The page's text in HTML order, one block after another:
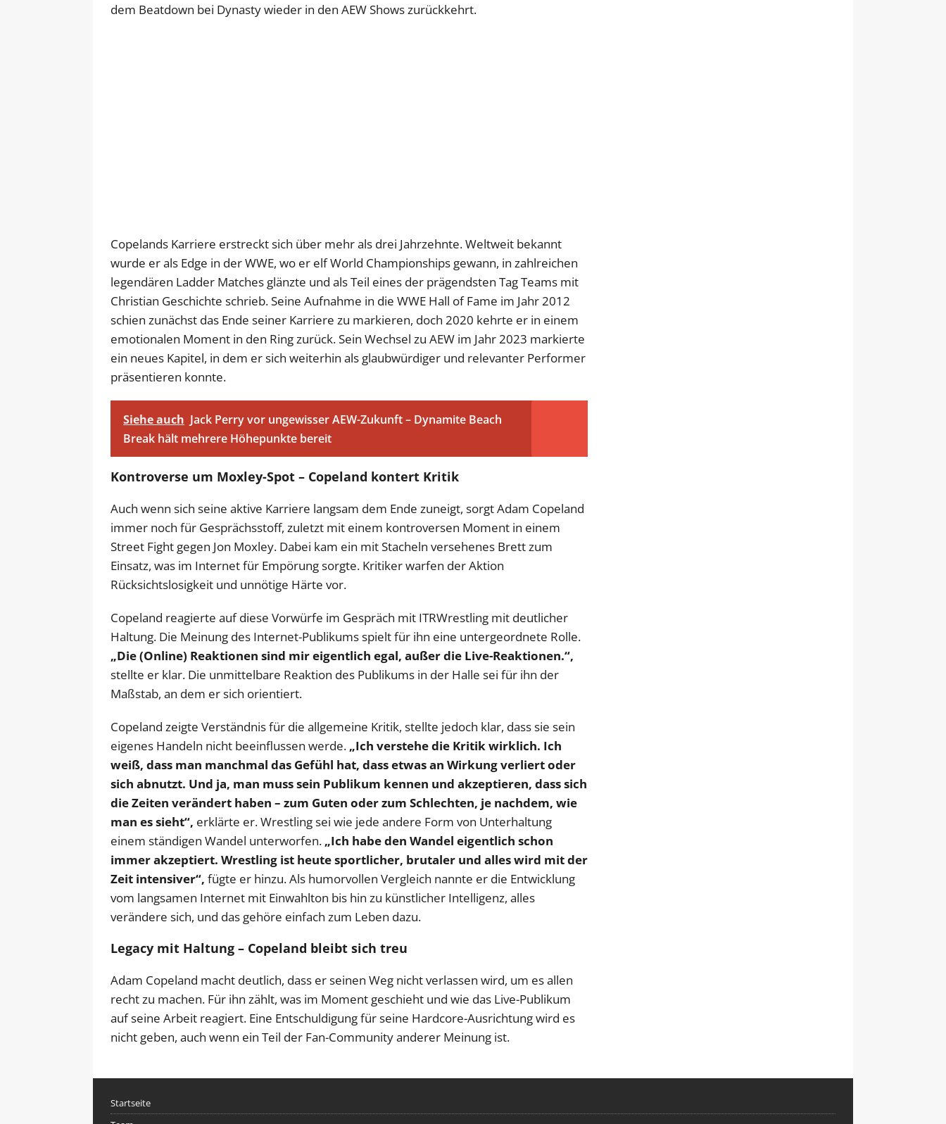
dem Beatdown bei Dynasty wieder in den AEW Shows zurückkehrt.
Copelands Karriere erstreckt sich über mehr als drei Jahrzehnte. Weltweit bekannt
wurde er als Edge in der WWE, wo er elf World Championships gewann, in zahlreichen
legendären Ladder Matches glänzte und als Teil eines der prägendsten Tag Teams mit
Christian Geschichte schrieb. Seine Aufnahme in die WWE Hall of Fame im Jahr 2012
schien zunächst das Ende seiner Karriere zu markieren, doch 2020 kehrte er in einem
emotionalen Moment in den Ring zurück. Sein Wechsel zu AEW im Jahr 2023 markierte
ein neues Kapitel, in dem er sich weiterhin als glaubwürdiger und relevanter Performer
präsentieren konnte.
Siehe auch Jack Perry vor ungewisser AEW-Zukunft – Dynamite Beach
Break hält mehrere Höhepunkte bereit
Kontroverse um Moxley-Spot – Copeland kontert Kritik
Auch wenn sich seine aktive Karriere langsam dem Ende zuneigt, sorgt Adam Copeland
immer noch für Gesprächsstoff, zuletzt mit einem kontroversen Moment in einem
Street Fight gegen Jon Moxley. Dabei kam ein mit Stacheln versehenes Brett zum
Einsatz, was im Internet für Empörung sorgte. Kritiker warfen der Aktion
Rücksichtslosigkeit und unnötige Härte vor.
Copeland reagierte auf diese Vorwürfe im Gespräch mit ITRWrestling mit deutlicher
Haltung. Die Meinung des Internet-Publikums spielt für ihn eine untergeordnete Rolle.
„Die (Online) Reaktionen sind mir eigentlich egal, außer die Live-Reaktionen.“,
stellte er klar. Die unmittelbare Reaktion des Publikums in der Halle sei für ihn der
Maßstab, an dem er sich orientiert.
Copeland zeigte Verständnis für die allgemeine Kritik, stellte jedoch klar, dass sie sein
eigenes Handeln nicht beeinflussen werde. „Ich verstehe die Kritik wirklich. Ich
weiß, dass man manchmal das Gefühl hat, dass etwas an Wirkung verliert oder
sich abnutzt. Und ja, man muss sein Publikum kennen und akzeptieren, dass sich
die Zeiten verändert haben – zum Guten oder zum Schlechten, je nachdem, wie
man es sieht“, erklärte er. Wrestling sei wie jede andere Form von Unterhaltung
einem ständigen Wandel unterworfen. „Ich habe den Wandel eigentlich schon
immer akzeptiert. Wrestling ist heute sportlicher, brutaler und alles wird mit der
Zeit intensiver“, fügte er hinzu. Als humorvollen Vergleich nannte er die Entwicklung
vom langsamen Internet mit Einwahlton bis hin zu künstlicher Intelligenz, alles
verändere sich, und das gehöre einfach zum Leben dazu.
Legacy mit Haltung – Copeland bleibt sich treu
Adam Copeland macht deutlich, dass er seinen Weg nicht verlassen wird, um es allen
recht zu machen. Für ihn zählt, was im Moment geschieht und wie das Live-Publikum
auf seine Arbeit reagiert. Eine Entschuldigung für seine Hardcore-Ausrichtung wird es
nicht geben, auch wenn ein Teil der Fan-Community anderer Meinung ist.
Startseite